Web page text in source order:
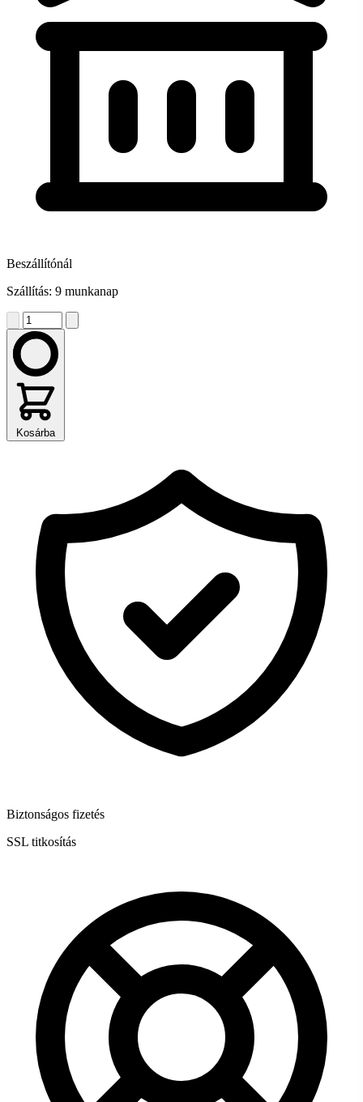
Beszállítónál
Szállítás: 9 munkanap
Kosárba
Biztonságos fizetés
SSL titkosítás